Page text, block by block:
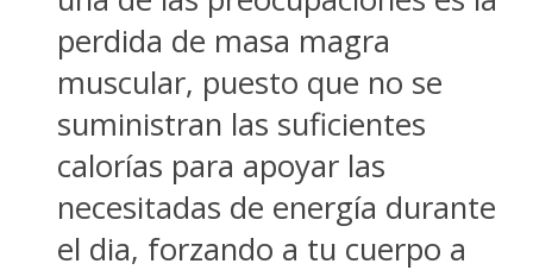
perdida de masa magra
muscular, puesto que no se
suministran las suficientes
calorías para apoyar las
necesitadas de energía durante
el dia, forzando a tu cuerpo a